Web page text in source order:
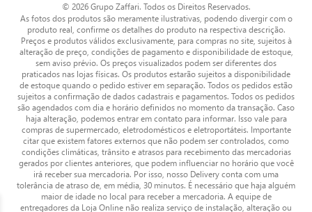
© 2026 Grupo Zaffari. Todos os Direitos Reservados.
As fotos dos produtos são meramente ilustrativas, podendo divergir com o
produto real, confirme os detalhes do produto na respectiva descrição.
Preços e produtos válidos exclusivamente, para compras no site, sujeitos à
alteração de preço, condições de pagamento e disponibilidade de estoque,
sem aviso prévio. Os preços visualizados podem ser diferentes dos
praticados nas lojas físicas. Os produtos estarão sujeitos a disponibilidade
de estoque quando o pedido estiver em separação. Todos os pedidos estão
sujeitos a confirmação de dados cadastrais e pagamentos. Todos os pedidos
são agendados com dia e horário definidos no momento da transação. Caso
haja alteração, podemos entrar em contato para informar. Isso vale para
compras de supermercado, eletrodomésticos e eletroportáteis. Importante
citar que existem fatores externos que não podem ser controlados, como
condições climáticas, trânsito e atrasos para recebimento das mercadorias
gerados por clientes anteriores, que podem influenciar no horário que você
irá receber sua mercadoria. Por isso, nosso Delivery conta com uma
tolerância de atraso de, em média, 30 minutos. É necessário que haja alguém
maior de idade no local para receber a mercadoria. A equipe de
entregadores da Loja Online não realiza serviço de instalação, alteração ou